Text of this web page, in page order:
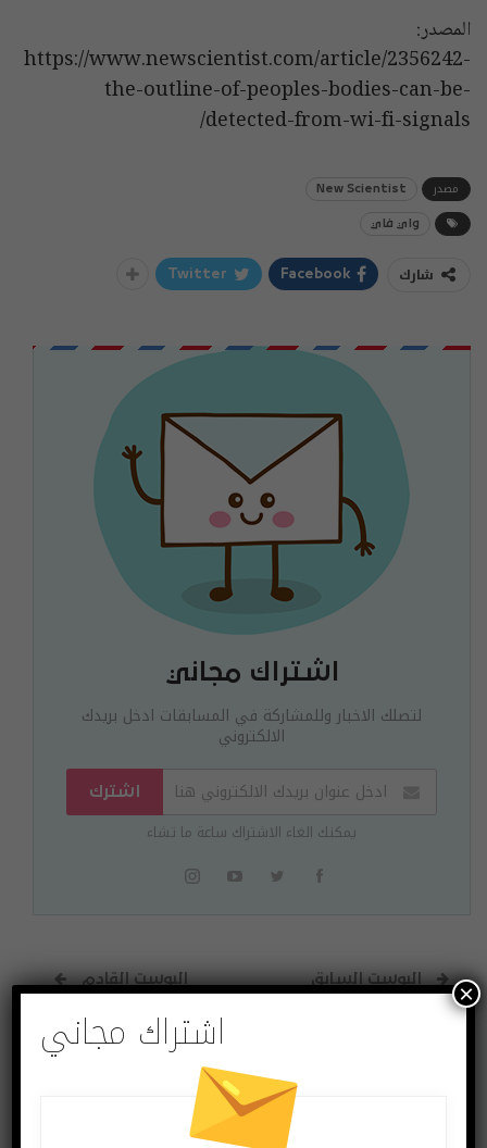
المصدر:
https://www.newscientist.com/article/2356242-
the-outline-of-peoples-bodies-can-be-
detected-from-wi-fi-signals/
مصدر New Scientist
واي فاي
شارك Facebook
Twitter
اشتراك مجاني
لتصلك الاخبار وللمشاركة في المسابقات ادخل بريدك
الالكتروني
اشترك
يمكنك الغاء الاشتراك ساعة ما تشاء
البوست السابق
هل أصبح نقل أرشيف
البوست القادم
رحلات طيران تجارية
بدون طيارين بشريين؟
اشتراك مجاني
×